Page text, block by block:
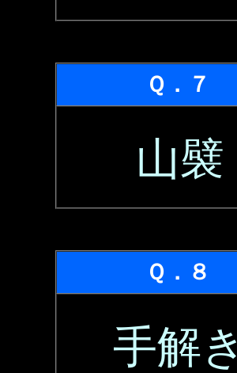
Ｑ．７
山襞
Ｑ．８
手解き